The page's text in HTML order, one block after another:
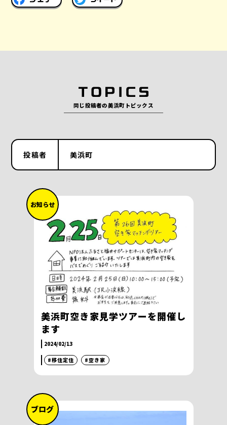
同じ投稿者の美浜町トピックス
投稿者 美浜町
お知らせ
美浜町空き家見学ツアーを開催し
ます
2024/02/13
#移住定住 #空き家
ブログ